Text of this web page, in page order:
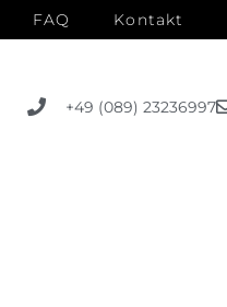
FAQ Kontakt
+49 (089) 23236997